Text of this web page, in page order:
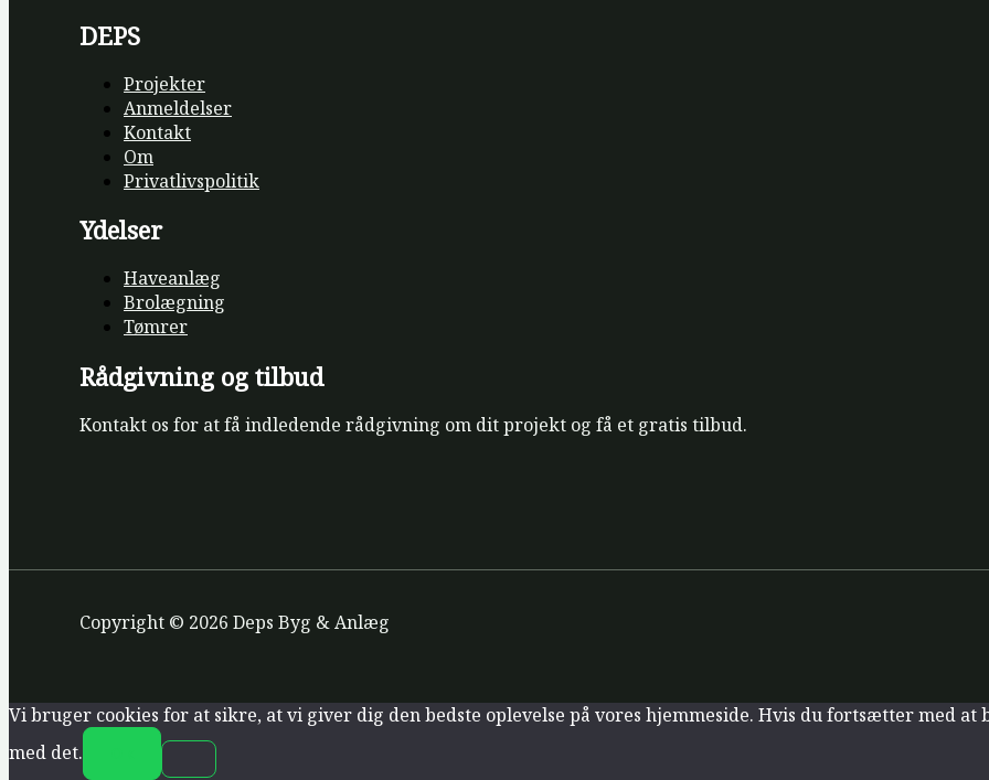
DEPS
Projekter
Anmeldelser
Kontakt
Om
Privatlivspolitik
Ydelser
Haveanlæg
Brolægning
Tømrer
Rådgivning og tilbud
Kontakt os for at få indledende rådgivning om dit projekt og få et gratis tilbud.
Copyright © 2026 Deps Byg & Anlæg
Vi bruger cookies for at sikre, at vi giver dig den bedste oplevelse på vores hjemmeside. Hvis du fortsætter med
med det.